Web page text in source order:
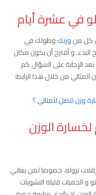
كل منوزنكوطولك في
و أقترح أن يكون مكان
الإجابة على السؤال كم
من خلال هذا الرابط:
وزن لتصل للمثالي ؟
الوزن
نزوله، خصوصا لمن يعاني
و الحميات قليلة النشويات